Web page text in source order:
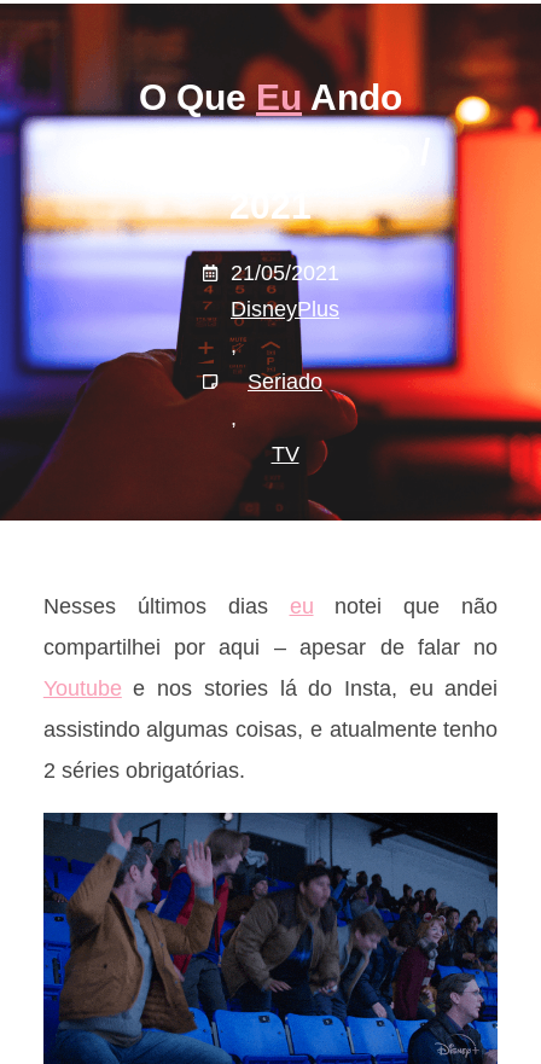
O QueEuAndo
2021
21/05/2021
DisneyPlus
,
Seriado
,
TV
Nesses últimos dias eu notei que não
compartilhei por aqui – apesar de falar no
Youtube e nos stories lá do Insta, eu andei
assistindo algumas coisas, e atualmente tenho
2 séries obrigatórias.